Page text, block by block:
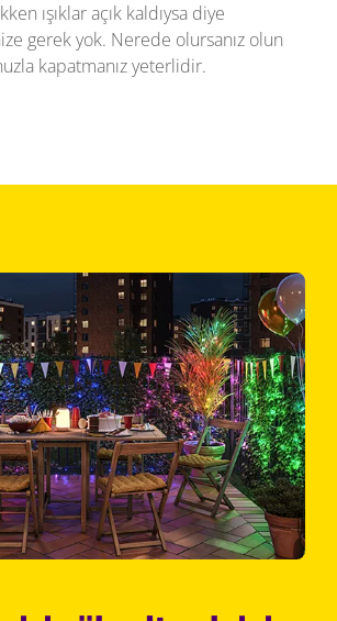
ışıklar açık kaldıysa diye
gerek yok. Nerede olursanız olun
kapatmanız yeterlidir.